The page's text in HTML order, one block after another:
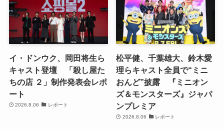
イ・ドンウク、岡田将生ら
キャスト登壇 「殺し屋た
ちの店 ２」制作発表会レポ
ート
2026.8.06 レポート
松平健、千葉雄大、鈴木愛
理らキャスト全員で“ミニ
おんど”披露 『ミニオン
ズ＆モンスターズ』ジャパ
ンプレミア
2026.8.06 レポート